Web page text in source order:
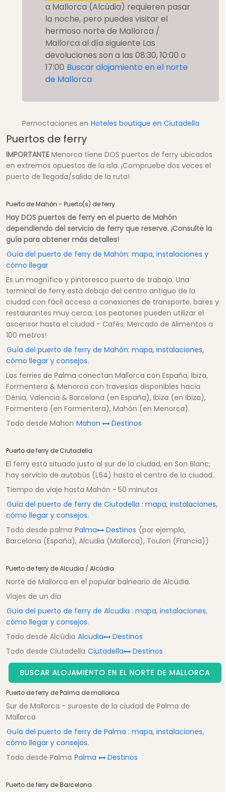
a Mallorca (Alcúdia) requieren pasar
la noche, pero puedes visitar el
hermoso norte de Mallorca /
Mallorca al día siguiente Las
devoluciones son a las 08:30, 10:00 o
17:00 Buscar alojamiento en el norte
de Mallorca
Pernoctaciones en Hoteles boutique en Ciutadella
Puertos de ferry
IMPORTANTE Menorca tiene DOS puertos de ferry ubicados
en extremos opuestos de la isla. ¡Compruebe dos veces el
puerto de llegada/salida de la ruta!
Puerto de Mahón - Puerto(s) de ferry
Hay DOS puertos de ferry en el puerto de Mahón
dependiendo del servicio de ferry que reserve. ¡Consulte la
guía para obtener más detalles!
Guía del puerto de ferry de Mahón: mapa, instalaciones y
cómo llegar
Es un magnífico y pintoresco puerto de trabajo. Una
terminal de ferry está debajo del centro antiguo de la
ciudad con fácil acceso a conexiones de transporte, bares y
restaurantes muy cerca. Los peatones pueden utilizar el
ascensor hasta el ciudad - Cafés, Mercado de Alimentos a
100 metros!
Guía del puerto de ferry de Mahón: mapa, instalaciones,
cómo llegar y consejos.
Los ferries de Palma conectan Mallorca con España, Ibiza,
Formentera & Menorca con travesías disponibles hacia
Dénia, Valencia & Barcelona (en España), Ibiza (en Ibiza),
Formentera (en Formentera), Mahón (en Menorca).
Todo desde Mahon Mahon Destinos
Puerto de ferry de Ciutadella
El ferry está situado justo al sur de la ciudad, en Son Blanc;
hay servicio de autobús (L64) hasta el centro de la ciudad.
Tiempo de viaje hasta Mahón ~ 50 minutos
Guía del puerto de ferry de Ciutadella : mapa, instalaciones,
cómo llegar y consejos.
Todo desde palma Palma Destinos (por ejemplo,
Barcelona (España), Alcudia (Mallorca), Toulon (Francia))
Puerto de ferry de Alcudia / Alcúdia
Norte de Mallorca en el popular balneario de Alcúdia.
Viajes de un día
Guía del puerto de ferry de Alcudia : mapa, instalaciones,
cómo llegar y consejos.
Todo desde Alcúdia Alcudia
Destinos
Todo desde Ciutadella Ciutadella Destinos
BUSCAR ALOJAMIENTO EN EL NORTE DE MALLORCA
Puerto de ferry de Palma de mallorca
Sur de Mallorca - suroeste de la ciudad de Palma de
Mallorca
Guía del puerto de ferry de Palma : mapa, instalaciones,
cómo llegar y consejos.
Todo desde Palma Palma Destinos
Puerto de ferry de Barcelona